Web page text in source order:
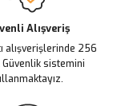
Alışveriş
alışverişlerinde 256
Güvenlik sistemini